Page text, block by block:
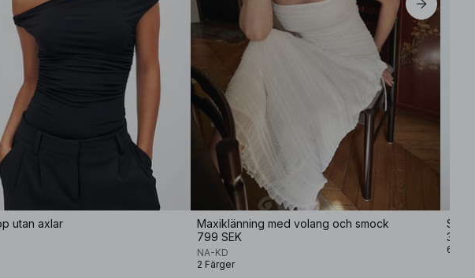
utan axlar
Maxiklänning med volang och smock
799 SEK
NA-KD
2 Färger
Soft
349
6